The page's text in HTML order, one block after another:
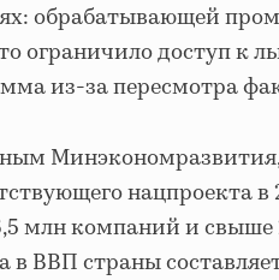
обрабатывающей
ограничило доступ к
из-за пересмотра
нацпроекта
млн компаний и свыше
в ВВП страны